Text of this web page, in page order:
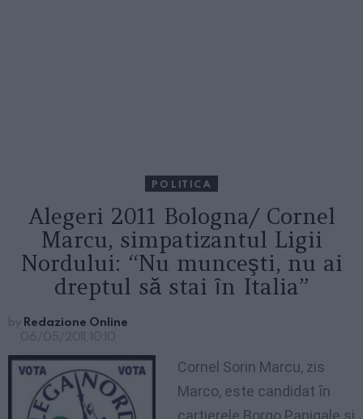
POLITICA
Alegeri 2011 Bologna/ Cornel
Marcu, simpatizantul Ligii
Nordului: “Nu munceşti, nu ai
dreptul să stai ȋn Italia”
by Redazione Online
06/05/2011, 10:10
Cornel Sorin Marcu, zis
Marco, este candidat ȋn